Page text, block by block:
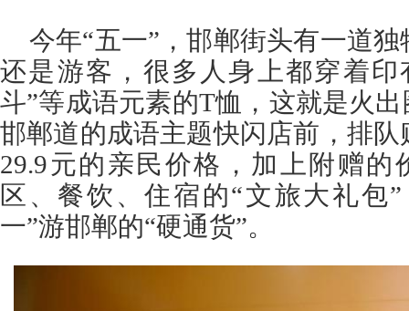
今年“五一”，邯郸街头有一道
还是游客，很多人身上都穿着印
斗”等成语元素的T恤，这就是火
邯郸道的成语主题快闪店前，排
29.9元的亲民价格，加上附赠的
区、餐饮、住宿的“文旅大礼包
一”游邯郸的“硬通货”。